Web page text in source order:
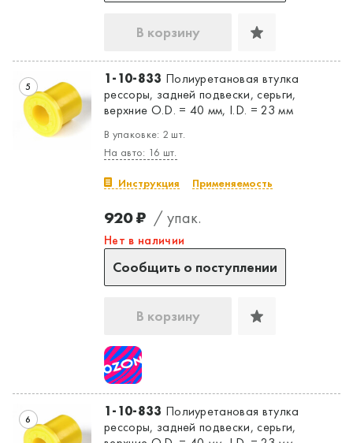
В корзину
5 1-10-833 Полиуретановая втулка
рессоры, задней подвески, серьги,
верхние O.D. = 40 мм, I.D. = 23 мм
В упаковке: 2 шт.
На авто: 16 шт.
Инструкция Применяемость
920 ₽ / упак.
Нет в наличии
Сообщить о поступлении
В корзину
6 1-10-833 Полиуретановая втулка
рессоры, задней подвески, серьги,